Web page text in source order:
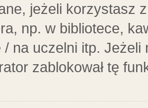
jeżeli korzystasz
np. w bibliotece,
/ na uczelni itp.
zablokował tę